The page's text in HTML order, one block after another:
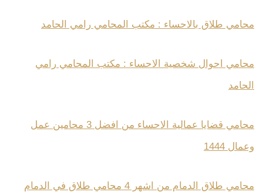
محامي طلاق بالاحساء : مكتب المحامي رامي الحامد
محامي احوال شخصية الاحساء : مكتب المحامي رامي
الحامد
محامي قضايا عمالية الاحساء من افضل 3 محامين عمل
وعمال 1444
محامي طلاق الدمام من اشهر 4 محامي طلاق في الدمام